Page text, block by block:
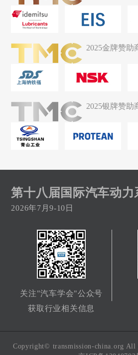
2025金牌赞助
2025银牌赞助
第十八届国际汽车动力
2026年7月9-10日
关注"汽车学会"公众号
获取行业相关信息
Copyright© transmission-china.org All